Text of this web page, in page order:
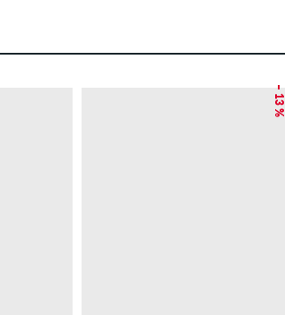
– 13 %